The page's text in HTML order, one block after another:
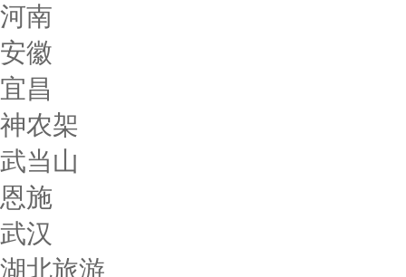
河南
安徽
宜昌
神农架
武当山
恩施
武汉
湖北旅游